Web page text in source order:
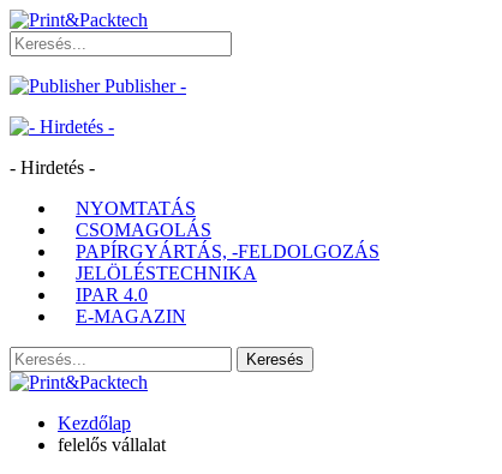
Publisher -
- Hirdetés -
NYOMTATÁS
CSOMAGOLÁS
PAPÍRGYÁRTÁS, -FELDOLGOZÁS
JELÖLÉSTECHNIKA
IPAR 4.0
E-MAGAZIN
Kezdőlap
felelős vállalat